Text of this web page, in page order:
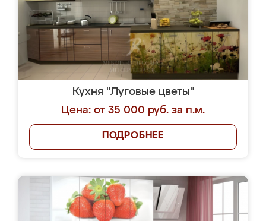
Кухня "Луговые цветы"
Цена: от 35 000 руб. за п.м.
ПОДРОБНЕЕ